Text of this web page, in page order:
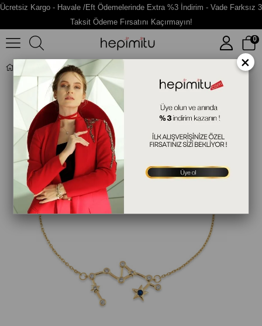
Ücretsiz Kargo - Havale /Eft Ödemelerinde Extra %3 İndirim - Vade Farksız 3
Taksit Ödeme Fırsatını Kaçırmayın!
0
Yay Burcu Gümüş Bileklik ×